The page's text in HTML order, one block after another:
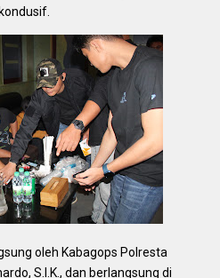
oleh Kabagops Polresta
S.I.K., dan berlangsung di